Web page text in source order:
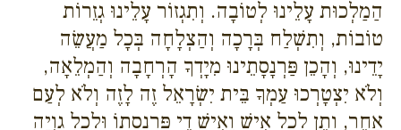
הַמַלְכוּת עָלֵינוּ לְטוֹבָה. וְתִגְזוֹר עָלֵינוּ גְזֵרוֹת
טוֹבוֹת, וְתִשְׁלַח בְּרָכָה וְהַצְלָחָה בְּכָל מַעֲשֵׂה
יָדֵינוּ, וְהָכֵן פַּרְנָסָתֵינוּ מִיָדְךָ הָרְחָבָה וְהַמְלֵאָה,
וְלֹא יִצְטָרְכוּ עַמְךָ בֵּית יִשְׂרָאֵל זֶה לָזֶה וְלֹא לְעַם
אַחֵר, וְתֵן לְכָל אִישׁ וָאִישׁ דֵי פַּרְנָסָתוֹ וּלְכָל גְוִיָה